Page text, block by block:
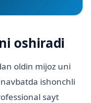
oshiradi
oldin mijoz uni
ishonchli
sayt